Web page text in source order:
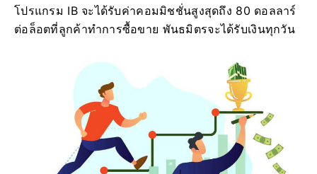
โปรแกรม IB จะได้รับค่าคอมมิชชั่นสูงสุดถึง 80 ดอลลาร์
ต่อล็อตที่ลูกค้าทำการซื้อขาย พันธมิตรจะได้รับเงินทุกวัน